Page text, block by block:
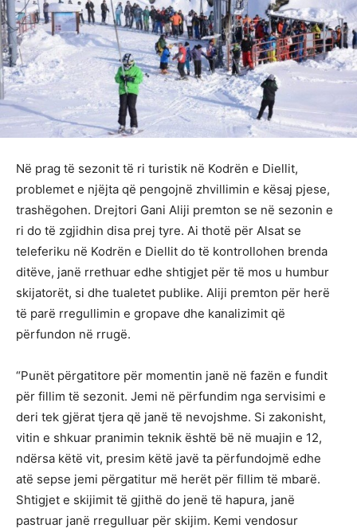
Në prag të sezonit të ri turistik në Kodrën e Diellit,
problemet e njëjta që pengojnë zhvillimin e kësaj pjese,
trashëgohen. Drejtori Gani Aliji premton se në sezonin e
ri do të zgjidhin disa prej tyre. Ai thotë për Alsat se
teleferiku në Kodrën e Diellit do të kontrollohen brenda
ditëve, janë rrethuar edhe shtigjet për të mos u humbur
skijatorët, si dhe tualetet publike. Aliji premton për herë
të parë rregullimin e gropave dhe kanalizimit që
përfundon në rrugë.
“Punët përgatitore për momentin janë në fazën e fundit
për fillim të sezonit. Jemi në përfundim nga servisimi e
deri tek gjërat tjera që janë të nevojshme. Si zakonisht,
vitin e shkuar pranimin teknik është bë në muajin e 12,
ndërsa këtë vit, presim këtë javë ta përfundojmë edhe
atë sepse jemi përgatitur më herët për fillim të mbarë.
Shtigjet e skijimit të gjithë do jenë të hapura, janë
pastruar janë rregulluar për skijim. Kemi vendosur